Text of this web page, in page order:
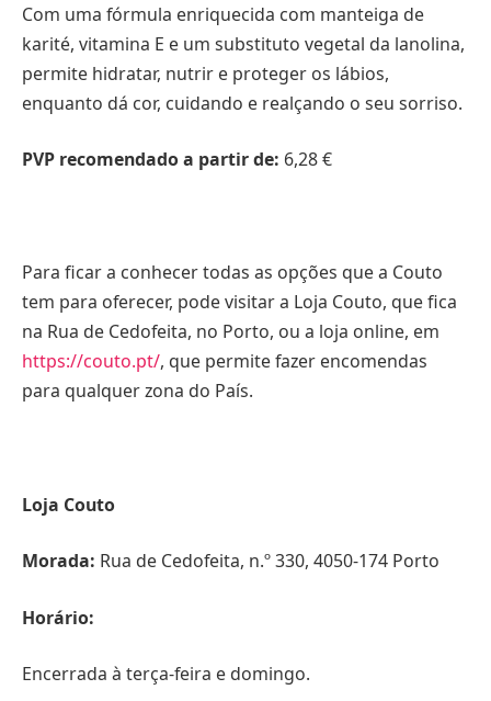
Com uma fórmula enriquecida com manteiga de
karité, vitamina E e um substituto vegetal da lanolina,
permite hidratar, nutrir e proteger os lábios,
enquanto dá cor, cuidando e realçando o seu sorriso.
PVP recomendado a partir de: 6,28 €
Para ficar a conhecer todas as opções que a Couto
tem para oferecer, pode visitar a Loja Couto, que fica
na Rua de Cedofeita, no Porto, ou a loja online, em
https://couto.pt/, que permite fazer encomendas
para qualquer zona do País.
Loja Couto
Morada: Rua de Cedofeita, n.º 330, 4050-174 Porto
Horário:
Encerrada à terça-feira e domingo.